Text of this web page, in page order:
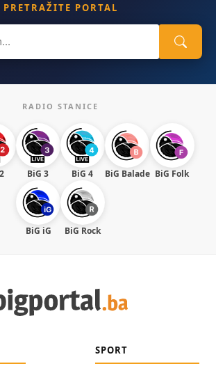
PRETRAŽITE PORTAL
RADIO STANICE
BiG 3 BiG 4 BiG Balade BiG Folk
BiG iG BiG Rock
SPORT